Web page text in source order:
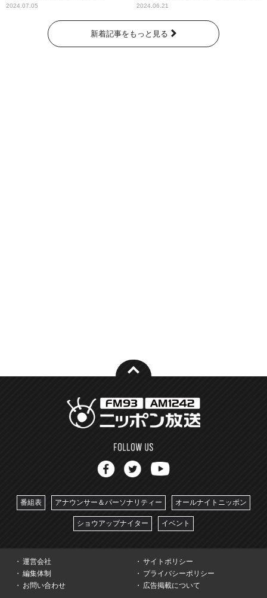
2024.07.05
奇跡が繋いだ6000の命』
2024.06.21
新着記事をもっと見る
番組表 アナウンサー＆パーソナリティー オールナイトニッポン
ショウアップナイター イベント
運営会社
サイトポリシー
編集体制
プライバシーポリシー
お問い合わせ
広告掲載について